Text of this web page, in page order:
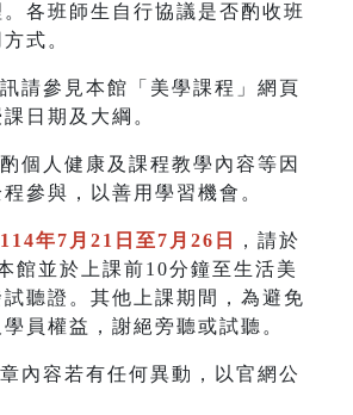
各班師生自行協議是否酌收班
式。
請參見本館「美學課程」網頁
日期及大綱。
個人健康及課程教學內容等因
參與，以善用學習機會。
年7月21日至7月26日
，請於
館並於上課前10分鐘至生活美
聽證。其他上課期間，為避免
員權益，謝絕旁聽或試聽。
內容若有任何異動，以官網公